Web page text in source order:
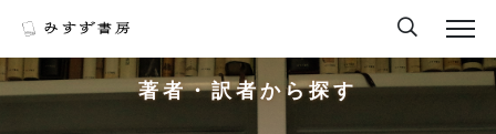
著者・訳者から探す